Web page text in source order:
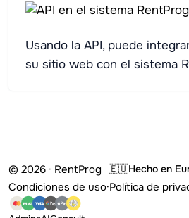
Usando la API, puede
su sitio web con el sistema
© 2026 · RentProg 🇪🇺Hecho en
Condiciones de uso·Política de